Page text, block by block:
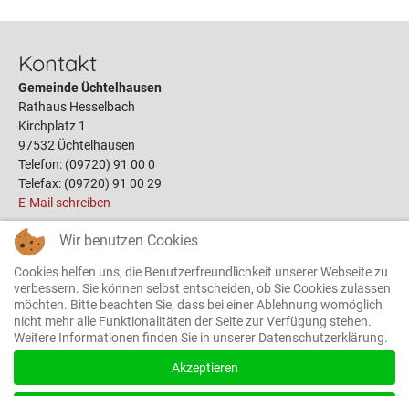
Kontakt
Gemeinde Üchtelhausen
Rathaus Hesselbach
Kirchplatz 1
97532 Üchtelhausen
Telefon: (09720) 91 00 0
Telefax: (09720) 91 00 29
E-Mail schreiben
Links
Öffnungszeiten
Terminbuchung
Bauplätze
Gemeinderat
Ortsrecht
Wir benutzen Cookies
Cookies helfen uns, die Benutzerfreundlichkeit unserer Webseite zu
verbessern. Sie können selbst entscheiden, ob Sie Cookies zulassen
möchten. Bitte beachten Sie, dass bei einer Ablehnung womöglich
nicht mehr alle Funktionalitäten der Seite zur Verfügung stehen.
Weitere Informationen finden Sie in unserer Datenschutzerklärung.
Akzeptieren